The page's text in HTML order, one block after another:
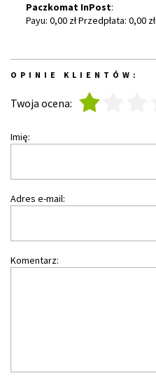
Paczkomat InPost:
Payu: 0,00 zł Przedpłata: 0,00 zł
OPINIE KLIENTÓW:
Twoja ocena:
Imię:
Adres e-mail:
Komentarz: